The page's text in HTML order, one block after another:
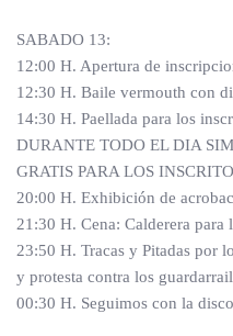
SABADO 13:
12:00 H. Apertura de
12:30 H. Baile vermouth con
14:30 H. Paellada para los
DURANTE TODO EL DIA
GRATIS PARA LOS
20:00 H. Exhibición de
21:30 H. Cena: Calderera para
23:50 H. Tracas y Pitadas por
y protesta contra los
00:30 H. Seguimos con la